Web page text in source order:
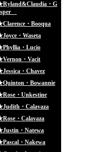
・G
・Booqua
・Waseta
・Lucio
・Vacit
・Chavez
・Bowannie
・Unkestine
・Calavaza
・Calavaza
・Natewa
・Nakewa